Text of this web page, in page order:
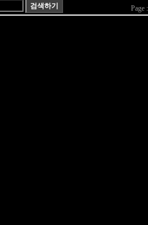
Page